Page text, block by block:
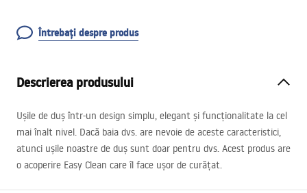
Întrebați despre produs
Descrierea produsului
Ușile de duș într-un design simplu, elegant și funcționalitate la cel
mai înalt nivel. Dacă baia dvs. are nevoie de aceste caracteristici,
atunci ușile noastre de duș sunt doar pentru dvs. Acest produs are
o acoperire Easy Clean care îl face ușor de curățat.